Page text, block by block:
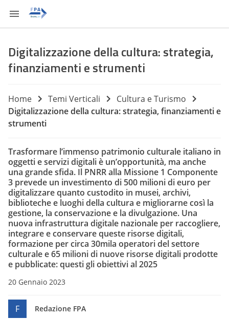
Digitalizzazione della cultura: strategia,
finanziamenti e strumenti
Home Temi Verticali
Cultura e Turismo
Digitalizzazione della cultura: strategia, finanziamenti e
strumenti
Trasformare l’immenso patrimonio culturale italiano in
oggetti e servizi digitali è un’opportunità, ma anche
una grande sfida. Il PNRR alla Missione 1 Componente
3 prevede un investimento di 500 milioni di euro per
digitalizzare quanto custodito in musei, archivi,
biblioteche e luoghi della cultura e migliorarne così la
gestione, la conservazione e la divulgazione. Una
nuova infrastruttura digitale nazionale per raccogliere,
integrare e conservare queste risorse digitali,
formazione per circa 30mila operatori del settore
culturale e 65 milioni di nuove risorse digitali prodotte
e pubblicate: questi gli obiettivi al 2025
20 Gennaio 2023
F Redazione FPA